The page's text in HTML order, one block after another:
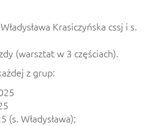
Krasiczyńska cssj i s.
(warsztat w 3 częściach).
z grup:
(s. Władysława);